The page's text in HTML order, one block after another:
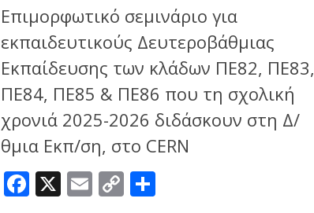
Επιμορφωτικό σεμινάριο για
εκπαιδευτικούς Δευτεροβάθμιας
Εκπαίδευσης των κλάδων ΠΕ82, ΠΕ83,
ΠΕ84, ΠΕ85 & ΠΕ86 που τη σχολική
χρονιά 2025-2026 διδάσκουν στη Δ/
θμια Εκπ/ση, στο CERN
Facebook
X Email
Copy